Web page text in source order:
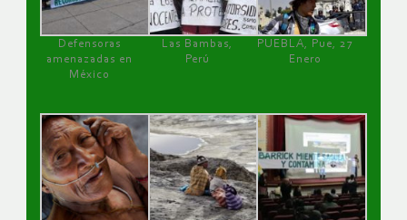
Defensoras
amenazadas en
México
Las Bambas,
Perú
PUEBLA, Pue, 27
Enero